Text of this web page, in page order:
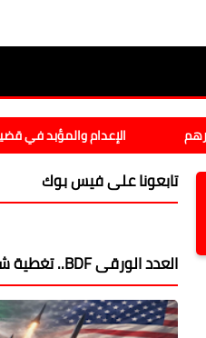
الإعدام والمؤبد في قضية اقتحام
تابعونا على فيس بوك
العدد الورقى BDF.. تغطية شاملة